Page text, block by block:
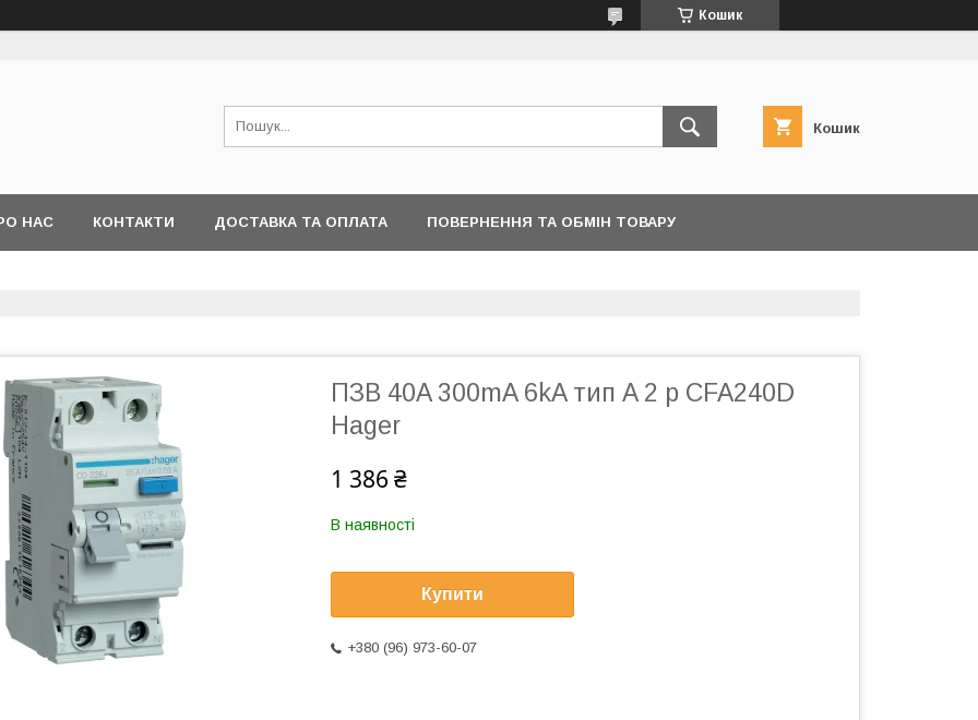
Кошик
Кошик
НАС КОНТАКТИ ДОСТАВКА ТА ОПЛАТА ПОВЕРНЕННЯ ТА ОБМІН ТОВАРУ
ПЗВ 40A 300mA 6kA тип A 2 р CFA240D
Hager
1 386 ₴
В наявності
Купити
+380 (96) 973-60-07